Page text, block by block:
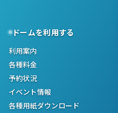
ドームを利用する
利用案内
各種料金
予約状況
イベント情報
各種用紙ダウンロード